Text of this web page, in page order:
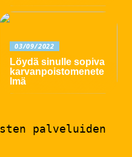
03/09/2022
Löydä sinulle sopiva
karvanpoistomenete
lmä
palveluiden